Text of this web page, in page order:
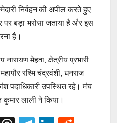
निर्वहन की अपील करते हुए
पर बड़ा भरोसा जताया है और इस
है।
मेहता, क्षेत्रीय प्रभारी
रश्मि चंद्रवंशी, धनराज
पदाधिकारी उपस्थित रहे। मंच
लाली ने किया।